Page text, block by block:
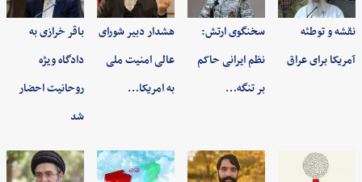
نقشه و توطئه
آمریکا برای عراق
سخنگوی ارتش:
نظم ایرانی حاکم
بر تنگه…
هشدار دبیر شورای
عالی امنیت ملی
به امریکا…
باقر خرازی به
دادگاه ویژه
روحانیت احضار
شد